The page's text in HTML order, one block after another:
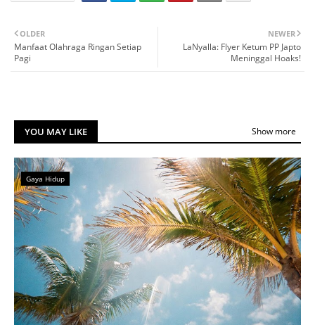
NEWER
LaNyalla: Flyer Ketum PP Japto
Meninggal Hoaks!
OLDER
Manfaat Olahraga Ringan Setiap
Pagi
YOU MAY LIKE Show more
Gaya Hidup